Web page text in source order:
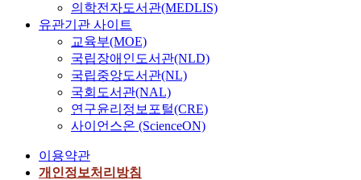
의학전자도서관(MEDLIS)
유관기관 사이트
교육부(MOE)
국립장애인도서관(NLD)
국립중앙도서관(NL)
국회도서관(NAL)
연구윤리정보포털(CRE)
사이언스온 (ScienceON)
이용약관
개인정보처리방침